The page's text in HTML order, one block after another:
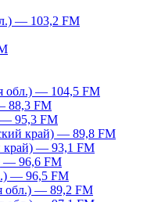
— 103,2 FM
обл.) — 104,5 FM
88,3 FM
— 95,3 FM
край) — 89,8 FM
край) — 93,1 FM
— 96,6 FM
— 96,5 FM
обл.) — 89,2 FM